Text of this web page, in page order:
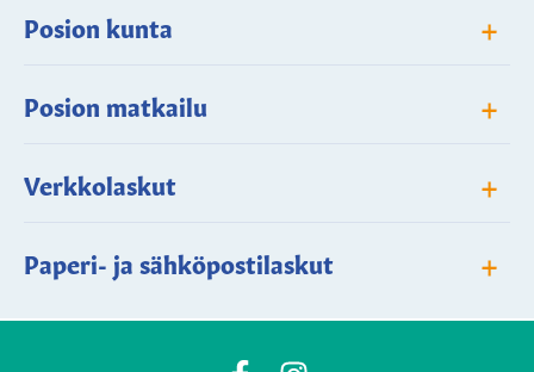
Posion kunta +
Posion matkailu +
Verkkolaskut +
Paperi- ja sähköpostilaskut +